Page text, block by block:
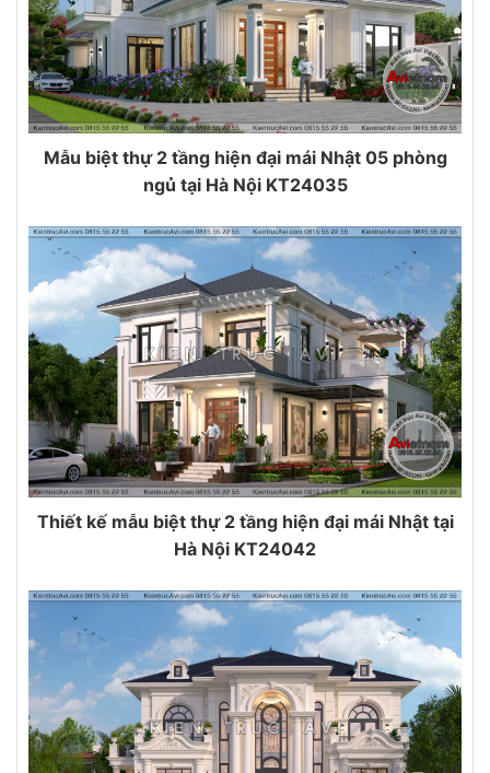
Mẫu biệt thự 2 tầng hiện đại mái Nhật 05 phòng
ngủ tại Hà Nội KT24035
Thiết kế mẫu biệt thự 2 tầng hiện đại mái Nhật tại
Hà Nội KT24042